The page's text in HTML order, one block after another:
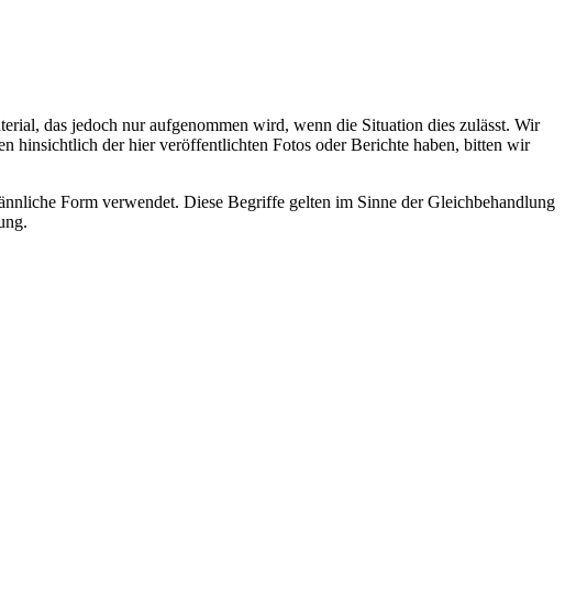
das jedoch nur aufgenommen wird, wenn die Situation dies zulässt. Wir
hinsichtlich der hier veröffentlichten Fotos oder Berichte haben, bitten wir
Form verwendet. Diese Begriffe gelten im Sinne der Gleichbehandlung